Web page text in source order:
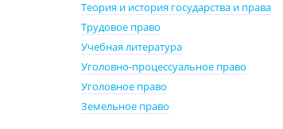
Теория и история государства и права
Трудовое право
Учебная литература
Уголовно-процессуальное право
Уголовное право
Земельное право